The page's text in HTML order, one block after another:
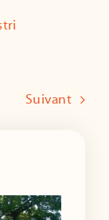
Suivant